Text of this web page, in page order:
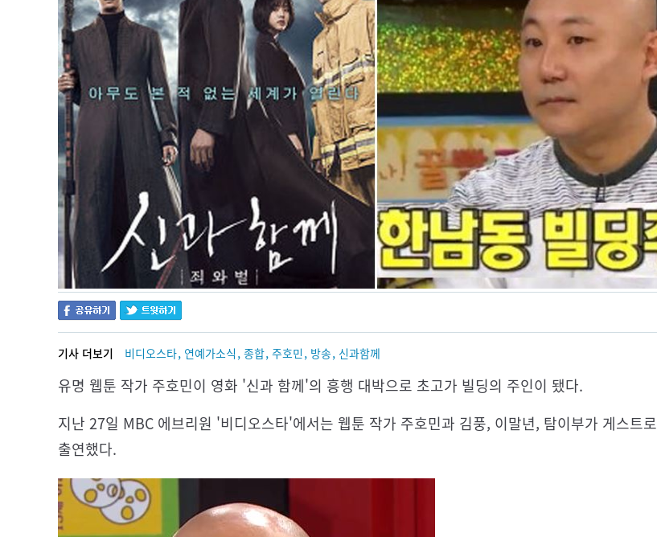
기사 더보기 비디오스타, 연예가소식, 종합, 주호민, 방송, 신과함께
유명 웹툰 작가 주호민이 영화 '신과 함께'의 흥행 대박으로 초고가 빌딩의 주인이 됐다.
지난 27일 MBC 에브리원 '비디오스타'에서는 웹툰 작가 주호민과 김풍, 이말년, 탐이부가 게스트로
출연했다.